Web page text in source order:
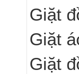
Giặt
Giặt
Giặt